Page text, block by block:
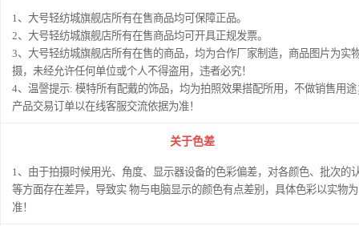
1、大号轻纺城旗舰店所有在售商品均可保障正品。
2、大号轻纺城旗舰店所有在售商品均可开具正规发票。
3、大号轻纺城旗舰店所有在售的商品，均为合作厂家制造，商品图片为实
摄，未经允许任何单位或个人不得盗用，违者必究！
4、温謦提示: 模特所有配戴的饰品，均为拍照效果搭配所用，不做销售用途
产品交易订单以在线客服交流依据为准！
关于色差
1、由于拍摄时候用光、角度、显示器设备的色彩偏差，对各颜色、批次的
等方面存在差异，导致实 物与电脑显示的颜色有点差别，具体色彩以实物为
准！